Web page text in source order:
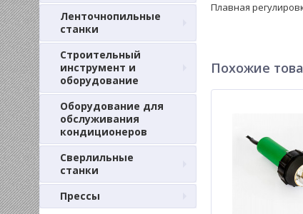
Ленточнопильные
станки
Строительный
инструмент и
оборудование
Оборудование для
обслуживания
кондиционеров
Сверлильные
станки
Прессы
Плавная
Похожие